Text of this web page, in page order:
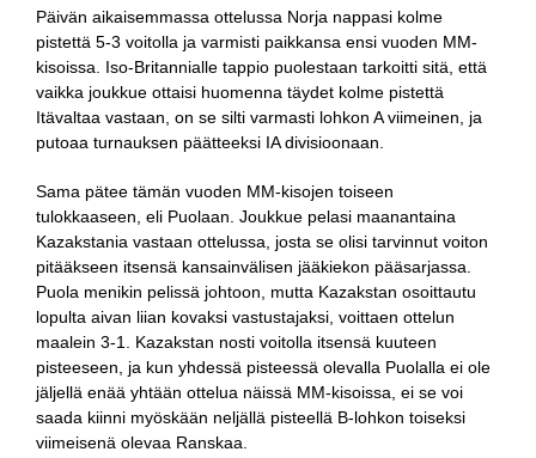
Päivän aikaisemmassa ottelussa Norja nappasi kolme
pistettä 5-3 voitolla ja varmisti paikkansa ensi vuoden MM-
kisoissa. Iso-Britannialle tappio puolestaan tarkoitti sitä, että
vaikka joukkue ottaisi huomenna täydet kolme pistettä
Itävaltaa vastaan, on se silti varmasti lohkon A viimeinen, ja
putoaa turnauksen päätteeksi IA divisioonaan.
Sama pätee tämän vuoden MM-kisojen toiseen
tulokkaaseen, eli Puolaan. Joukkue pelasi maanantaina
Kazakstania vastaan ottelussa, josta se olisi tarvinnut voiton
pitääkseen itsensä kansainvälisen jääkiekon pääsarjassa.
Puola menikin pelissä johtoon, mutta Kazakstan osoittautu
lopulta aivan liian kovaksi vastustajaksi, voittaen ottelun
maalein 3-1. Kazakstan nosti voitolla itsensä kuuteen
pisteeseen, ja kun yhdessä pisteessä olevalla Puolalla ei ole
jäljellä enää yhtään ottelua näissä MM-kisoissa, ei se voi
saada kiinni myöskään neljällä pisteellä B-lohkon toiseksi
viimeisenä olevaa Ranskaa.